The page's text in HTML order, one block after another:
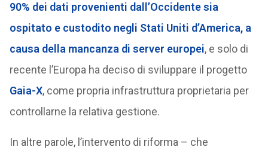
90% dei dati provenienti dall’Occidente sia
ospitato e custodito negli Stati Uniti d’America, a
causa della mancanza di server europei, e solo di
recente l’Europa ha deciso di sviluppare il progetto
Gaia-X, come propria infrastruttura proprietaria per
controllarne la relativa gestione.
In altre parole, l’intervento di riforma – che